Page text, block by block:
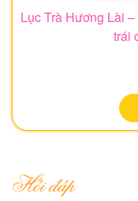
Lục Trà Hương Lài
trái
Hỏi đáp